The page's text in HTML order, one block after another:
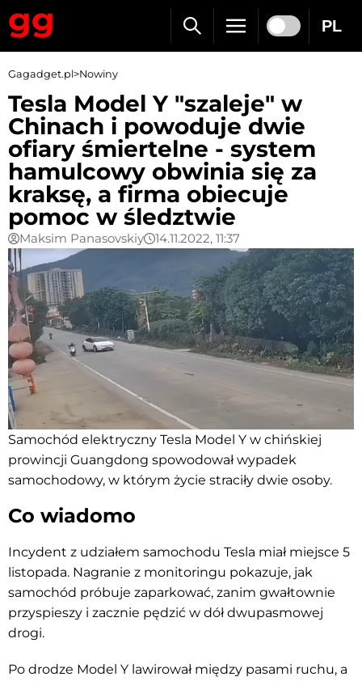
PL
Gagadget.pl>Nowiny
Tesla Model Y "szaleje" w
Chinach i powoduje dwie
ofiary śmiertelne - system
hamulcowy obwinia się za
kraksę, a firma obiecuje
pomoc w śledztwie
Maksim Panasovskiy 14.11.2022, 11:37
Samochód elektryczny Tesla Model Y w chińskiej
prowincji Guangdong spowodował wypadek
samochodowy, w którym życie straciły dwie osoby.
Co wiadomo
Incydent z udziałem samochodu Tesla miał miejsce 5
listopada. Nagranie z monitoringu pokazuje, jak
samochód próbuje zaparkować, zanim gwałtownie
przyspieszy i zacznie pędzić w dół dwupasmowej
drogi.
Po drodze Model Y lawirował między pasami ruchu, a